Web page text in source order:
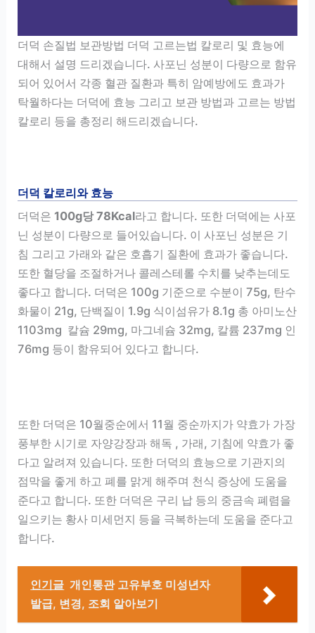
더덕 손질법 보관방법 더덕 고르는법 칼로리 및 효능에
대해서 설명 드리겠습니다. 사포닌 성분이 다량으로 함유
되어 있어서 각종 혈관 질환과 특히 암예방에도 효과가
탁월하다는 더덕에 효능 그리고 보관 방법과 고르는 방법
칼로리 등을 총정리 해드리겠습니다.
더덕 칼로리와 효능
더덕은 100g당 78Kcal라고 합니다. 또한 더덕에는 사포
닌 성분이 다량으로 들어있습니다. 이 사포닌 성분은 기
침 그리고 가래와 같은 호흡기 질환에 효과가 좋습니다.
또한 혈당을 조절하거나 콜레스테롤 수치를 낮추는데도
좋다고 합니다. 더덕은 100g 기준으로 수분이 75g, 탄수
화물이 21g, 단백질이 1.9g 식이섬유가 8.1g 총 아미노산
1103mg 칼슘 29mg, 마그네슘 32mg, 칼륨 237mg 인
76mg 등이 함유되어 있다고 합니다.
또한 더덕은 10월중순에서 11월 중순까지가 약효가 가장
풍부한 시기로 자양강장과 해독 , 가래, 기침에 약효가 좋
다고 알려져 있습니다. 또한 더덕의 효능으로 기관지의
점막을 좋게 하고 폐를 맑게 해주며 천식 증상에 도움을
준다고 합니다. 또한 더덕은 구리 납 등의 중금속 폐렴을
일으키는 황사 미세먼지 등을 극복하는데 도움을 준다고
합니다.
인기글 개인통관 고유부호 미성년자
발급, 변경, 조회 알아보기